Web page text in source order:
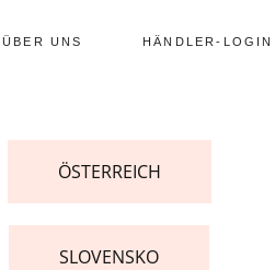
ÜBER UNS HÄNDLER-LOGIN
ÖSTERREICH
SLOVENSKO